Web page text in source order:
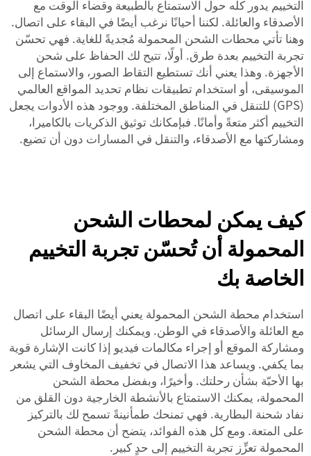
التخييم يدور كله حول الاستمتاع بالطبيعة وقضاء الوقت مع
الأصدقاء والعائلة. لكننا أحيانًا نرغب أيضًا في البقاء على اتصال.
وهنا تأتي محطات الشحن المحمولة مُجديةً للغاية. فهي تحسّن
تجربة التخييم بعدة طرق. أولًا، تتيح لك الحفاظ على شحن
الأجهزة. وهذا يعني أنك تستطيع التقاط الصور، والاستماع إلى
الموسيقى، أو استخدام تطبيقات نظام تحديد المواقع العالمي
(GPS) للتنقل في المناطق المختلفة. ووجود هذه الأدوات يجعل
التخييم أكثر متعةً وأمانًا. فبإمكانك توثيق الذكريات بالكاميرا،
ومشاركتها مع الأصدقاء، والتنقل في المسارات دون أن تضيع.
كيف يمكن لمحطات الشحن
المحمولة أن تُحسّن تجربة التخييم
الخاصة بك
استخدام محطة الشحن المحمولة يعني أيضًا البقاء على اتصال
مع العائلة والأصدقاء في الوطن. ويمكنك إرسال الرسائل
ومشاركة الموقع أو إجراء مكالمات فيديو إذا كانت الإشارة قوية
بما يكفي. ويساعد هذا الاتصال في تخفيف المخاوف التي يشعر
بها الأحبّة بشأن رحلتك. وأخيرًا، وبفضل محطة الشحن
المحمولة، يمكنك الاستمتاع بالأنشطة الخارجية دون القلق من
نفاد شحنة البطارية. فهي تمنحك طمأنينةً تسمح لك بالتركيز
على المتعة. ومع كل هذه الفوائد، يتضح أن محطة الشحن
المحمولة تعزِّز تجربة التخييم إلى حدٍ كبير.